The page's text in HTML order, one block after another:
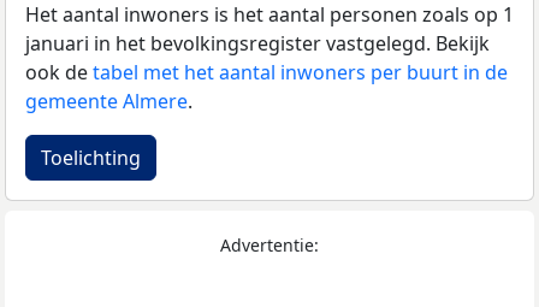
Het aantal inwoners is het aantal personen zoals op 1
januari in het bevolkingsregister vastgelegd. Bekijk
ook detabel met het aantal inwoners per buurt in de
gemeente Almere.
Toelichting
Advertentie: